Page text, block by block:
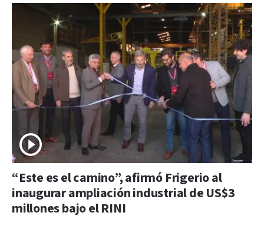
“Este es el camino”, afirmó Frigerio al
inaugurar ampliación industrial de US$3
millones bajo el RINI